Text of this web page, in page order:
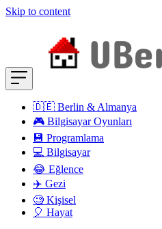
Skip to content
🇩🇪 Berlin & Almanya
🎮 Bilgisayar Oyunları
💾 Programlama
💻 Bilgisayar
😂 Eğlence
✈️ Gezi
🧐 Kişisel
🎈 Hayat